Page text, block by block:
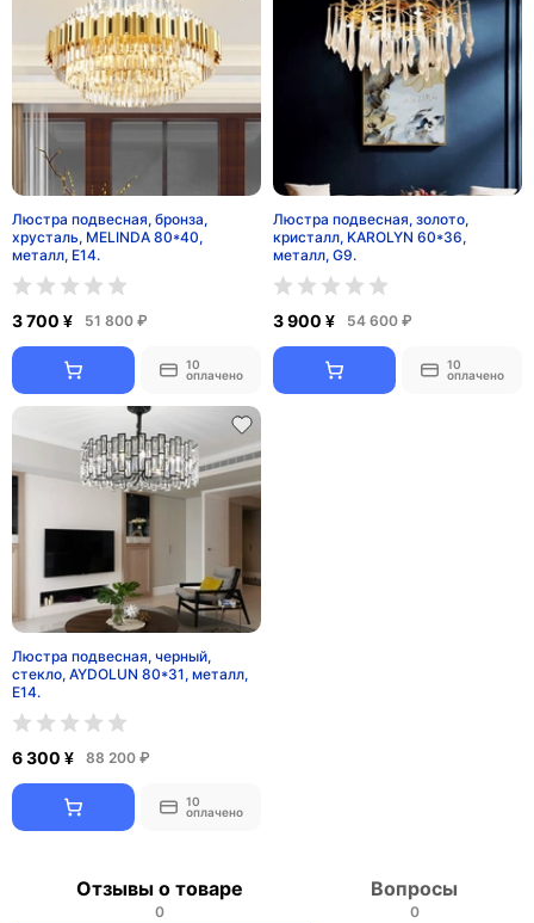
Люстра подвесная, бронза,
хрусталь, MELINDA 80*40,
металл, E14.
3 700 ¥ 51 800 ₽
10
оплачено
Люстра подвесная, золото,
кристалл, KAROLYN 60*36,
металл, G9.
3 900 ¥ 54 600 ₽
10
оплачено
Люстра подвесная, черный,
стекло, AYDOLUN 80*31, металл,
E14.
6 300 ¥ 88 200 ₽
10
оплачено
Отзывы о товаре
0
Вопросы
0